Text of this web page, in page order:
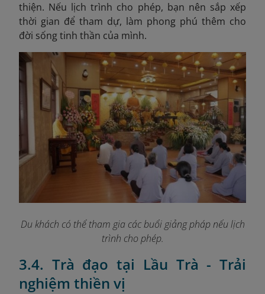
thiện. Nếu lịch trình cho phép, bạn nên sắp xếp
thời gian để tham dự, làm phong phú thêm cho
đời sống tinh thần của mình.
Du khách có thể tham gia các buổi giảng pháp nếu lịch
trình cho phép.
3.4. Trà đạo tại Lầu Trà - Trải
nghiệm thiền vị